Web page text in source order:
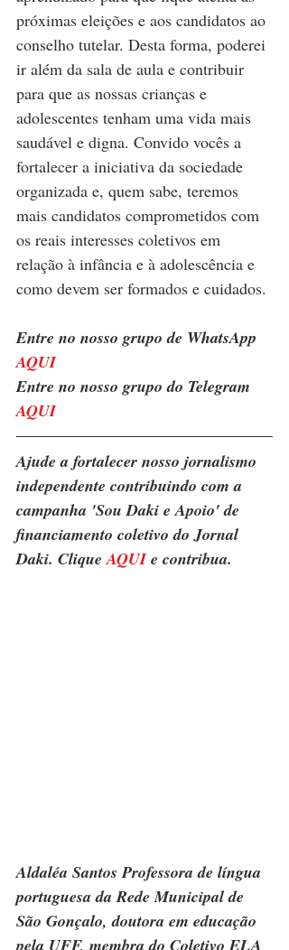
próximas eleições e aos candidatos ao
conselho tutelar. Desta forma, poderei
ir além da sala de aula e contribuir
para que as nossas crianças e
adolescentes tenham uma vida mais
saudável e digna. Convido vocês a
fortalecer a iniciativa da sociedade
organizada e, quem sabe, teremos
mais candidatos comprometidos com
os reais interesses coletivos em
relação à infância e à adolescência e
como devem ser formados e cuidados.
Entre no nosso grupo de WhatsApp
AQUI
Entre no nosso grupo do Telegram
AQUI
Ajude a fortalecer nosso jornalismo
independente contribuindo com a
campanha 'Sou Daki e Apoio' de
financiamento coletivo do Jornal
Daki. Clique AQUI e contribua.
Aldaléa Santos Professora de língua
portuguesa da Rede Municipal de
São Gonçalo, doutora em educação
pela UFF, membra do Coletivo ELA